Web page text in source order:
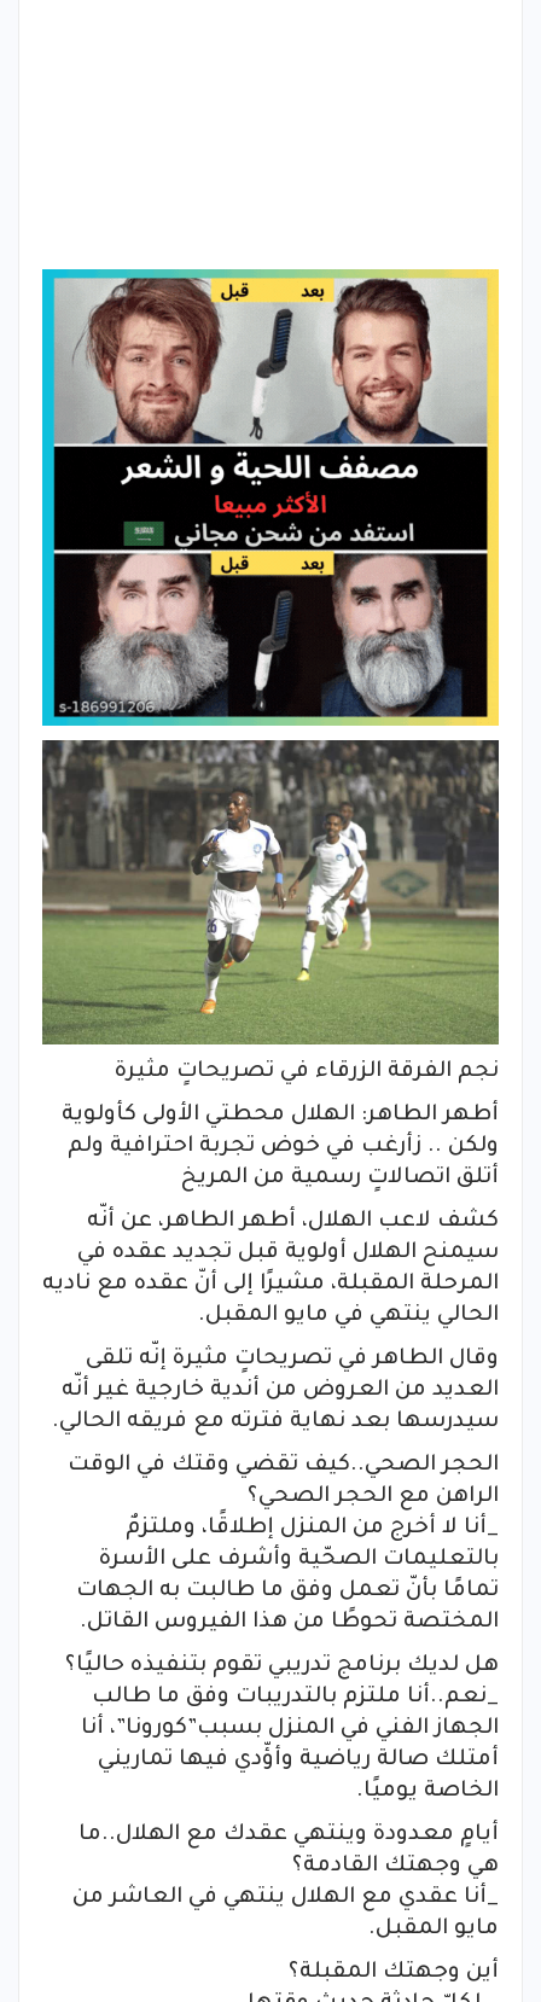
نجم الفرقة الزرقاء في تصريحاتٍ مثيرة
أطهر الطاهر: الهلال محطتي الأولى كأولوية
ولكن .. زأرغب في خوض تجربة احترافية ولم
أتلق اتصالاتٍ رسمية من المريخ
كشف لاعب الهلال، أطهر الطاهر، عن أنّه
سيمنح الهلال أولوية قبل تجديد عقده في
المرحلة المقبلة، مشيرًا إلى أنّ عقده مع ناديه
الحالي ينتهي في مايو المقبل.
وقال الطاهر في تصريحاتٍ مثيرة إنّه تلقى
العديد من العروض من أندية خارجية غير أنّه
سيدرسها بعد نهاية فترته مع فريقه الحالي.
الحجر الصحي..كيف تقضي وقتك في الوقت
الراهن مع الحجر الصحي؟
_أنا لا أخرج من المنزل إطلاقًا، وملتزمٌ
بالتعليمات الصحّية وأشرف على الأسرة
تمامًا بأنّ تعمل وفق ما طالبت به الجهات
المختصة تحوطًا من هذا الفيروس القاتل.
هل لديك برنامج تدريبي تقوم بتنفيذه حاليًا؟
_نعم..أنا ملتزم بالتدريبات وفق ما طالب
الجهاز الفني في المنزل بسبب”كورونا”، أنا
أمتلك صالة رياضية وأؤّدي فيها تماريني
الخاصة يوميًا.
أيامٍ معدودة وينتهي عقدك مع الهلال..ما
هي وجهتك القادمة؟
_أنا عقدي مع الهلال ينتهي في العاشر من
مايو المقبل.
أين وجهتك المقبلة؟